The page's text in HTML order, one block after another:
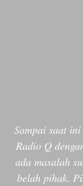
Sampai saat
Radio Q
ada masalah
belah pihak.